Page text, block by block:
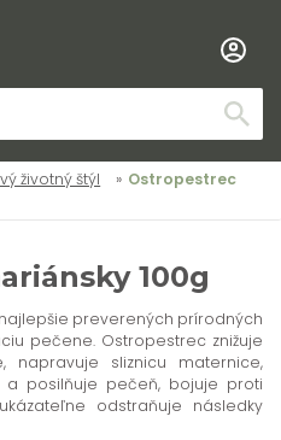
životný štýl
Ostropestrec
100g
preverených prírodných
pečene. Ostropestrec znižuje
napravuje sliznicu maternice,
a posilňuje pečeň, bojuje proti
odstraňuje následky